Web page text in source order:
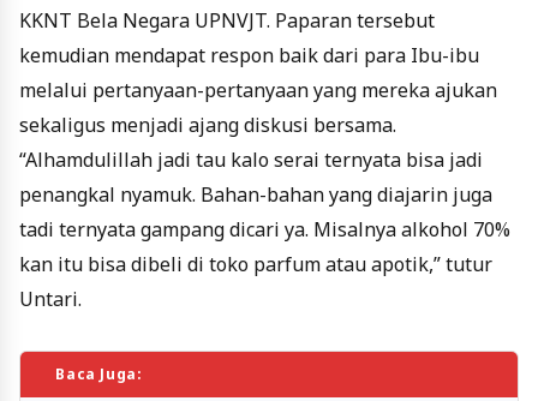
KKNT Bela Negara UPNVJT. Paparan tersebut
kemudian mendapat respon baik dari para Ibu-ibu
melalui pertanyaan-pertanyaan yang mereka ajukan
sekaligus menjadi ajang diskusi bersama.
“Alhamdulillah jadi tau kalo serai ternyata bisa jadi
penangkal nyamuk. Bahan-bahan yang diajarin juga
tadi ternyata gampang dicari ya. Misalnya alkohol 70%
kan itu bisa dibeli di toko parfum atau apotik,” tutur
Untari.
Baca Juga: